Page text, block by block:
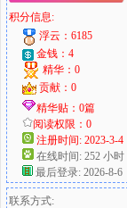
积分信息:
浮云：6185
金钱：4
精华：0
贡献：0
精华贴：0篇
阅读权限：0
注册时间: 2023-3-4
在线时间: 252 小时
最后登录: 2026-8-6
联系方式: